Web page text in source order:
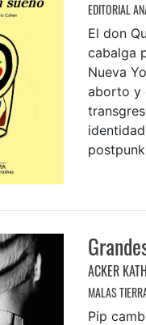
EDITORIAL
El don
cabalga
Nueva
aborto y
ACKER
MALAS
Pip